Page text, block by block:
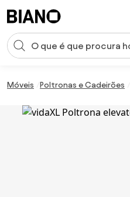
Entrada de pesquisa
Móveis Poltronas e Cadeirões